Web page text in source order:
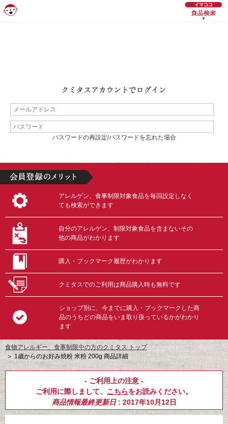
パスワードの再設定/パスワードを忘れた場合
アレルゲン、食事制限対象食品を毎回設定しなく
ても検索ができます
自分のアレルゲン、制限対象食品を含まないその
他の商品がわかります
購入・ブックマーク履歴がわかります
クミタスでのご利用は商品購入時も無料です
ショップ別に、今までに購入・ブックマークした商
品のうちどの商品をいま取り扱っているかがわかり
ます
食物アレルギー、食事制限中の方のクミタス トップ
＞1歳からのお好み焼粉 米粉 200g 商品詳細
- ご利用上の注意 -
ご利用に際しまして、 こちらをお読みください。
商品情報最終更新日: 2017年10月12日